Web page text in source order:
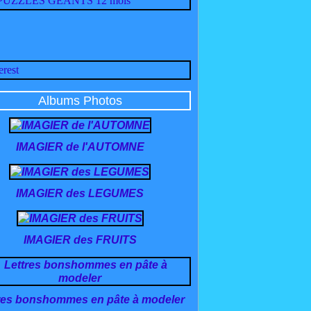
Albums Photos
IMAGIER de l'AUTOMNE
IMAGIER des LEGUMES
IMAGIER des FRUITS
bonshommes en pâte à modeler